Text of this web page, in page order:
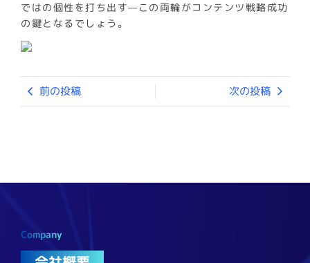
ではの個性を打ち出す—この両輪がコンテンツ戦略成功
の鍵となるでしょう。
前の投稿 次の投稿
Company